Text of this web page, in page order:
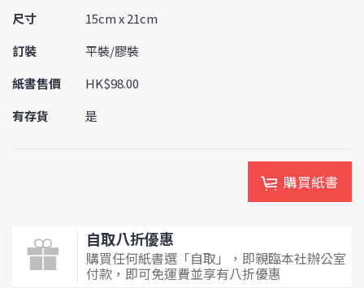
尺寸
15cm x 21cm
訂裝
平裝/膠裝
紙書售價
HK$98.00
有存貨
是
購買紙書
自取八折優惠
購買任何紙書選「自取」，即親臨本社辦公室
付款，即可免運費並享有八折優惠